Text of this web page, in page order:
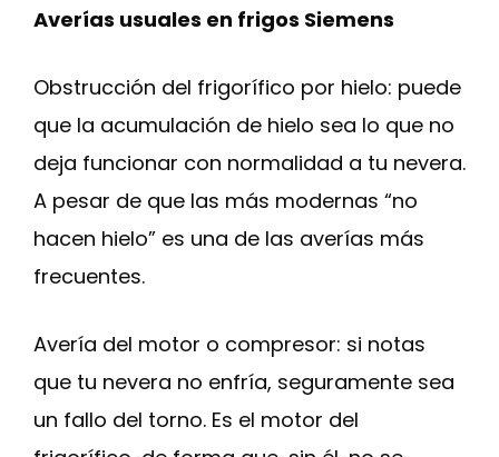
Averías usuales en frigos Siemens
Obstrucción del frigorífico por hielo: puede
que la acumulación de hielo sea lo que no
deja funcionar con normalidad a tu nevera.
A pesar de que las más modernas “no
hacen hielo” es una de las averías más
frecuentes.
Avería del motor o compresor: si notas
que tu nevera no enfría, seguramente sea
un fallo del torno. Es el motor del